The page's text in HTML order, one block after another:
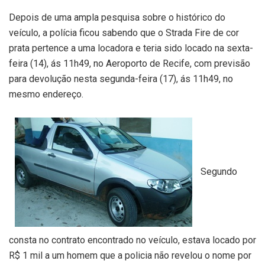
Depois de uma ampla pesquisa sobre o histórico do
veículo, a polícia ficou sabendo que o Strada Fire de cor
prata pertence a uma locadora e teria sido locado na sexta-
feira (14), ás 11h49, no Aeroporto de Recife, com previsão
para devolução nesta segunda-feira (17), ás 11h49, no
mesmo endereço.
Segundo
consta no contrato encontrado no veículo, estava locado por
R$ 1 mil a um homem que a policia não revelou o nome por